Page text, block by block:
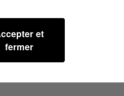
et
fermer